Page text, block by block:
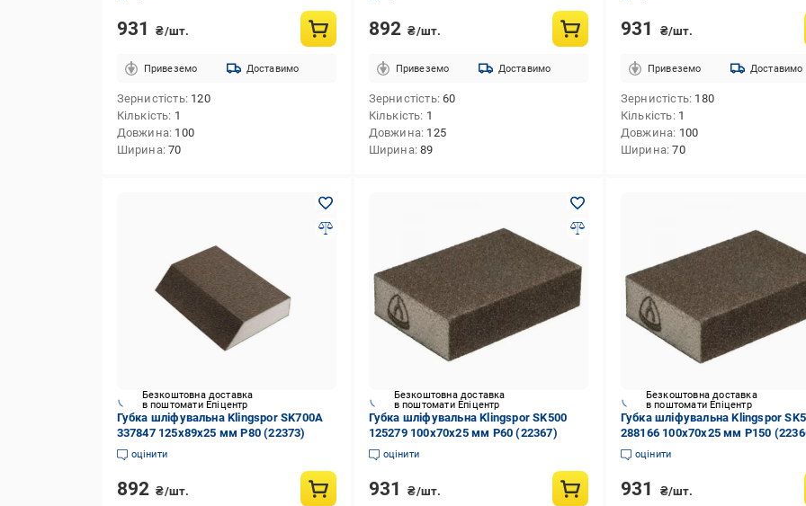
931 ₴/шт.
Привеземо Доставимо
Зернистість 120
Кількість 1
Довжина 100
Ширина 70
892 ₴/шт.
Привеземо Доставимо
Зернистість 60
Кількість 1
Довжина 125
Ширина 89
931 ₴/шт.
Привеземо Доставимо
Зернистість 180
Кількість 1
Довжина 100
Ширина 70
Безкоштовна доставка
в поштомати Епіцентр
Губка шліфувальна Klingspor SK700A
337847 125х89х25 мм P80 (22373)
оцінити
892 ₴/шт.
Безкоштовна доставка
в поштомати Епіцентр
Губка шліфувальна Klingspor SK500
125279 100х70х25 мм P60 (22367)
оцінити
931 ₴/шт.
Безкоштовна доставка
в поштомати Епіцентр
Губка шліфувальна Klingspor
288166 100х70х25 мм P150
оцінити
931 ₴/шт.